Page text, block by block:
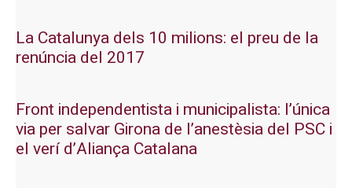
La Catalunya dels 10 milions: el preu de la
renúncia del 2017
Front independentista i municipalista: l’única
via per salvar Girona de l’anestèsia del PSC i
el verí d’Aliança Catalana